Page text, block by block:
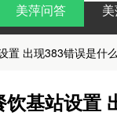
美萍问答
置 出现383错误是什
基站设置